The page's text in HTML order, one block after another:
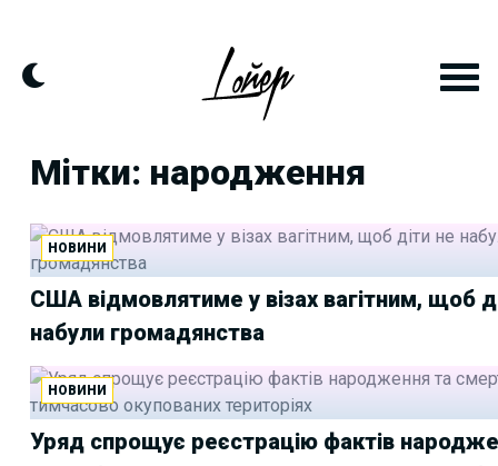
content
Мітки: народження
НОВИНИ
США відмовлятиме у візах вагітним, щоб
набули громадянства
НОВИНИ
Уряд спрощує реєстрацію фактів